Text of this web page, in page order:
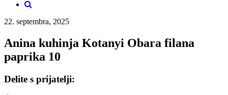
22. septembra, 2025
Anina kuhinja Kotanyi Obara filana
paprika 10
Delite s prijatelji: